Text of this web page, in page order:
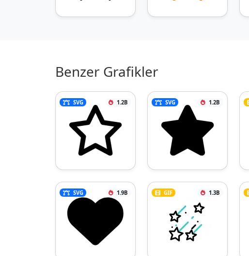
Benzer Grafikler
SVG 1.2B SVG 1.2B
SVG 1.9B GIF 1.3B